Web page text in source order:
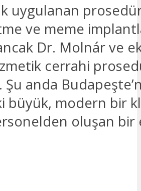
uygulanan
ve meme
Dr. Molnár ve
cerrahi
anda
büyük, modern bir
oluşan bir